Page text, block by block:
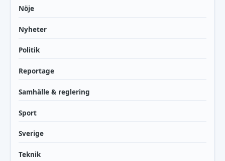
Nöje
Nyheter
Politik
Reportage
Samhälle & reglering
Sport
Sverige
Teknik